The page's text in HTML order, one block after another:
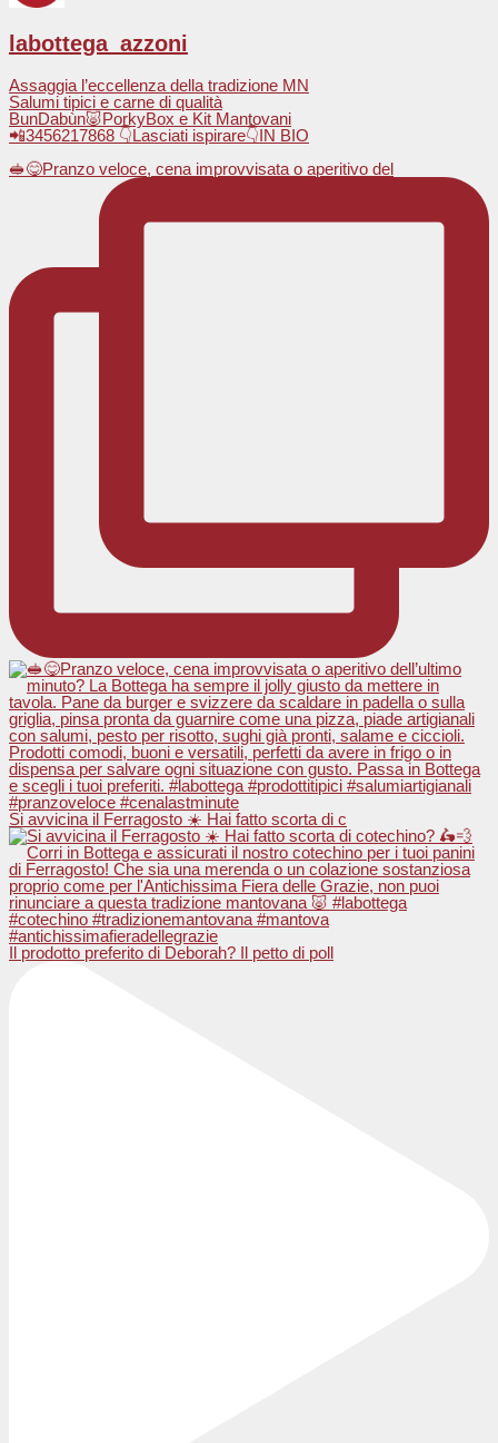
labottega_azzoni
Assaggia l’eccellenza della tradizione MN
Salumi tipici e carne di qualità
BunDabùn🐷PorkyBox e Kit Mantovani
📲3456217868 👇Lasciati ispirare👇IN BIO
🥪😋Pranzo veloce, cena improvvisata o aperitivo del
Si avvicina il Ferragosto ☀️ Hai fatto scorta di c
Il prodotto preferito di Deborah? Il petto di poll